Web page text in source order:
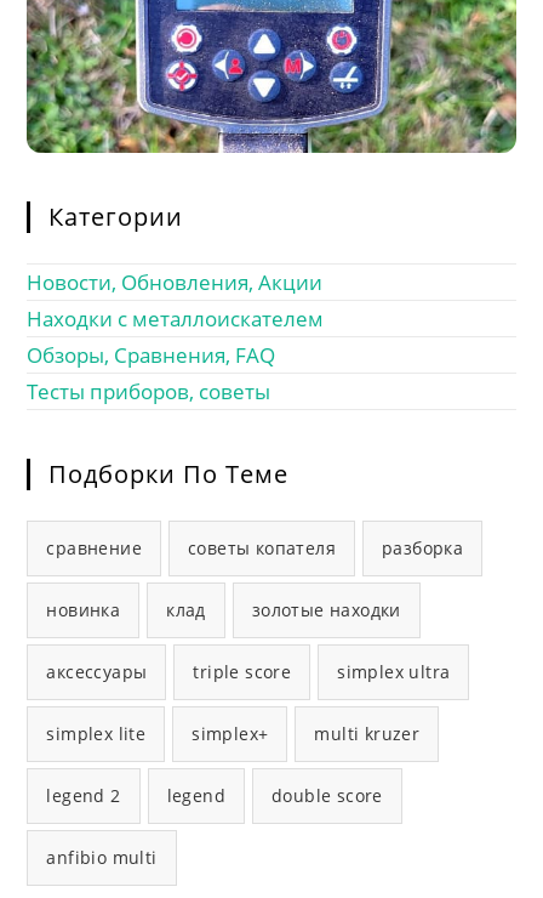
Категории
Новости, Обновления, Акции
Находки с металлоискателем
Обзоры, Сравнения, FAQ
Тесты приборов, советы
Подборки По Теме
сравнение советы копателя разборка
новинка клад золотые находки
аксессуары triple score simplex ultra
simplex lite simplex+ multi kruzer
legend 2 legend double score
anfibio multi